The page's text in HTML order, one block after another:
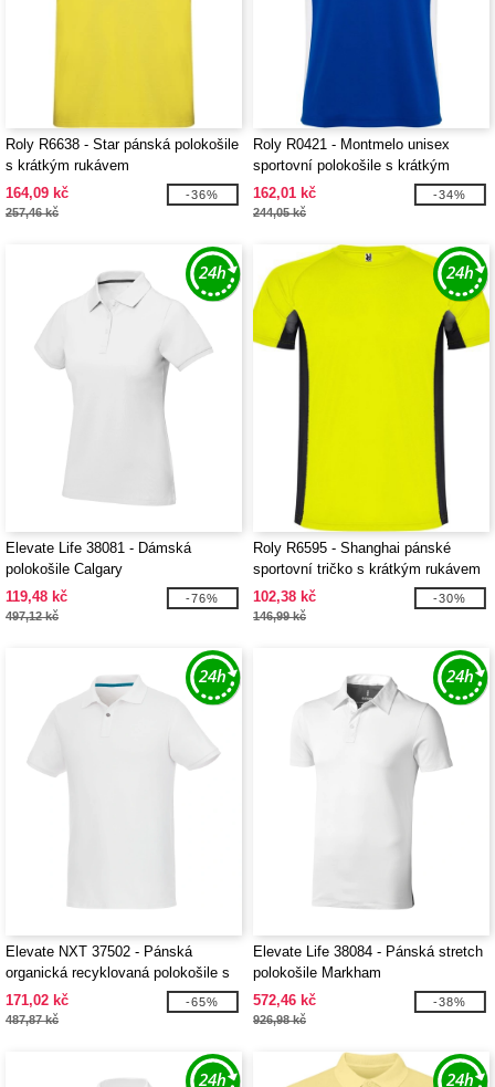
Roly R6638 - Star pánská polokošile
s krátkým rukávem
164,09 kč
257,46 kč
-36%
Roly R0421 - Montmelo unisex
sportovní polokošile s krátkým
rukávem
162,01 kč
244,05 kč
-34%
Elevate Life 38081 - Dámská
polokošile Calgary
119,48 kč
497,12 kč
-76%
Roly R6595 - Shanghai pánské
sportovní tričko s krátkým rukávem
102,38 kč
146,99 kč
-30%
Elevate NXT 37502 - Pánská
organická recyklovaná polokošile s
krátkým rukávem Beryl
171,02 kč
487,87 kč
-65%
Elevate Life 38084 - Pánská stretch
polokošile Markham
572,46 kč
926,98 kč
-38%